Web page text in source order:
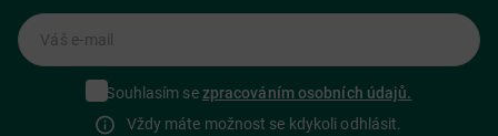
Váš e-mail
Souhlasím sezpracováním osobních údajů.
Vždy máte možnost se kdykoli odhlásit.